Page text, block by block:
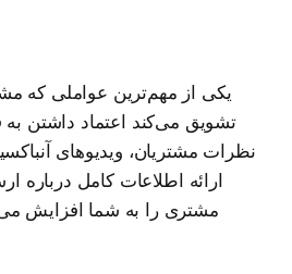
یکی از مهم‌ترین عواملی که
تشویق می‌کند اعتماد داشتن
نظرات مشتریان، ویدیوهای
ارائه اطلاعات کامل درباره
مشتری را به شما افزایش